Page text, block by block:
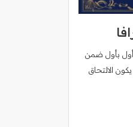
أول بأول ضمن
الالتحاق